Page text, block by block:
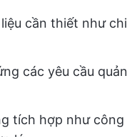
cần thiết như
các yêu cầu
tích hợp như